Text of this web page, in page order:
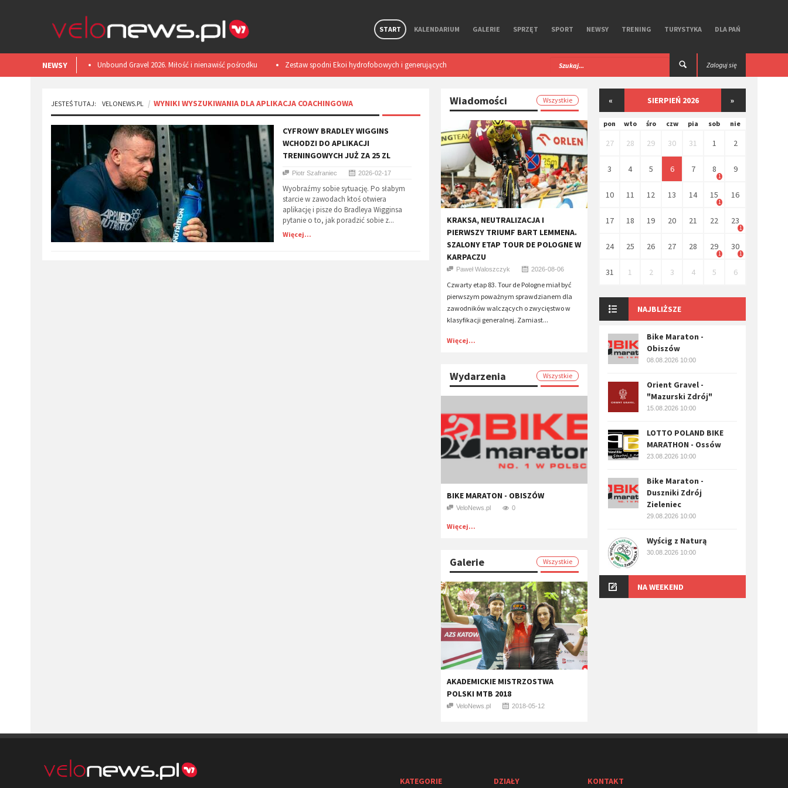
START KALENDARIUM GALERIE SPRZĘT SPORT NEWSY TRENING TURYSTYKA DLA PAŃ
NEWSY
​Unbound Gravel 2026. Miłość i nienawiść pośrodku
Kansas.
Zestaw spodni Ekoi hydrofobowych i generujących
ciepło podczas ruchu. Test
Smart light TL50 iGPSPORT. Test
Premierowy, symbiotyczny zestaw R
Ekoi.
Zaloguj się
JESTEŚ TUTAJ: VELONEWS.PL WYNIKI WYSZUKIWANIA DLA APLIKACJA COACHINGOWA
CYFROWY BRADLEY WIGGINS
WCHODZI DO APLIKACJI
TRENINGOWYCH JUŻ ZA 25 ZL
Piotr Szafraniec 2026-02-17
Wyobraźmy sobie sytuację. Po słabym
starcie w zawodach ktoś otwiera
aplikację i pisze do Bradleya Wigginsa
pytanie o to, jak poradzić sobie z...
Więcej...
Wiadomości Wszystkie
KRAKSA, NEUTRALIZACJA I
PIERWSZY TRIUMF BART LEMMENA.
SZALONY ETAP TOUR DE POLOGNE W
KARPACZU
Paweł Waloszczyk 2026-08-06
Czwarty etap 83. Tour de Pologne miał być
pierwszym poważnym sprawdzianem dla
zawodników walczących o zwycięstwo w
klasyfikacji generalnej. Zamiast...
Więcej...
Wydarzenia Wszystkie
BIKE MARATON - OBISZÓW
VeloNews.pl 0
Więcej...
Galerie Wszystkie
AKADEMICKIE MISTRZOSTWA
POLSKI MTB 2018
VeloNews.pl 2018-05-12
« SIERPIEŃ 2026 »
pon wto śro czw pia sob nie
27 28 29 30 31 1 2
3 4 5 6 7 8
1
9
10 11 12 13 14 15
1
16
17 18 19 20 21 22 23
1
24 25 26 27 28 29
1
30
1
31 1 2 3 4 5 6
NAJBLIŻSZE
Bike Maraton -
Obiszów
08.08.2026 10:00
Orient Gravel -
"Mazurski Zdrój"
15.08.2026 10:00
LOTTO POLAND BIKE
MARATHON - Ossów
23.08.2026 10:00
Bike Maraton -
Duszniki Zdrój
Zieleniec
29.08.2026 10:00
Wyścig z Naturą
30.08.2026 10:00
NA WEEKEND
KATEGORIE DZIAŁY KONTAKT